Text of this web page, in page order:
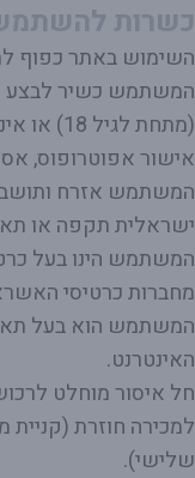
כשרות
השימוש באתר כפוף
המשתמש כשיר לבצע
(מתחת
אישור אפוטרופוס,
המשתמש אזרח ותושב
ישראלית תקפה או
המשתמש הינו בעל
מחברות כרטיסי
המשתמש הוא בעל תא
האינטרנט.
חל איסור מוחלט
למכירה חוזרת
שלישי).